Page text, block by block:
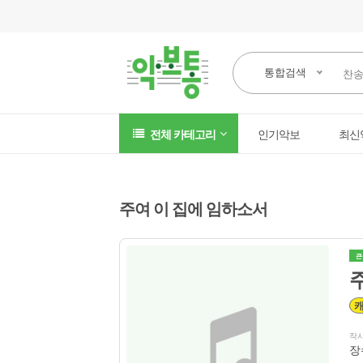
통합검색
전체 카테고리 인기악보 최
주여 이 집에 임하소서
작